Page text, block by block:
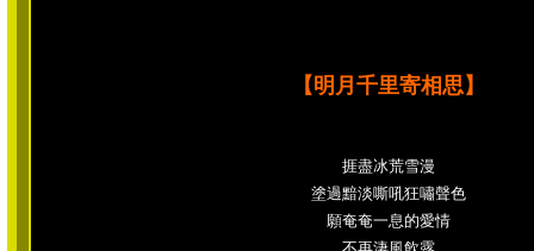
【明月千里寄相思】
捱盡冰荒雪漫
塗過黯淡嘶吼狂嘯聲色
願奄奄一息的愛情